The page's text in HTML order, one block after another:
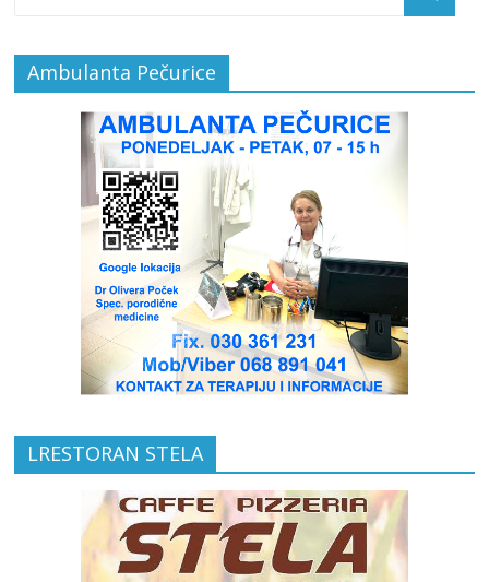
Ambulanta Pečurice
LRESTORAN STELA